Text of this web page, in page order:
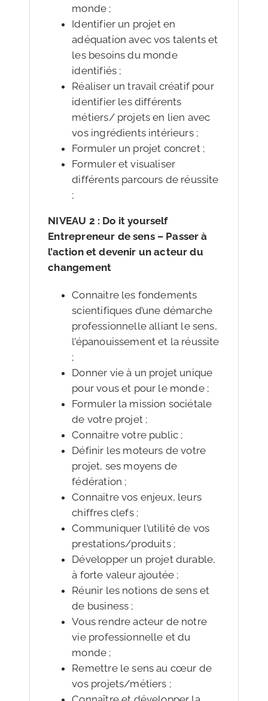
monde ;
Identifier un projet en
adéquation avec vos talents et
les besoins du monde
identifiés ;
Réaliser un travail créatif pour
identifier les différents
métiers/ projets en lien avec
vos ingrédients intérieurs ;
Formuler un projet concret ;
Formuler et visualiser
différents parcours de réussite
;
NIVEAU 2 : Do it yourself
Entrepreneur de sens – Passer à
l’action et devenir un acteur du
changement
Connaitre les fondements
scientifiques d’une démarche
professionnelle alliant le sens,
l’épanouissement et la réussite
;
Donner vie à un projet unique
pour vous et pour le monde ;
Formuler la mission sociétale
de votre projet ;
Connaitre votre public ;
Définir les moteurs de votre
projet, ses moyens de
fédération ;
Connaitre vos enjeux, leurs
chiffres clefs ;
Communiquer l’utilité de vos
prestations/produits ;
Développer un projet durable,
à forte valeur ajoutée ;
Réunir les notions de sens et
de business ;
Vous rendre acteur de notre
vie professionnelle et du
monde ;
Remettre le sens au cœur de
vos projets/métiers ;